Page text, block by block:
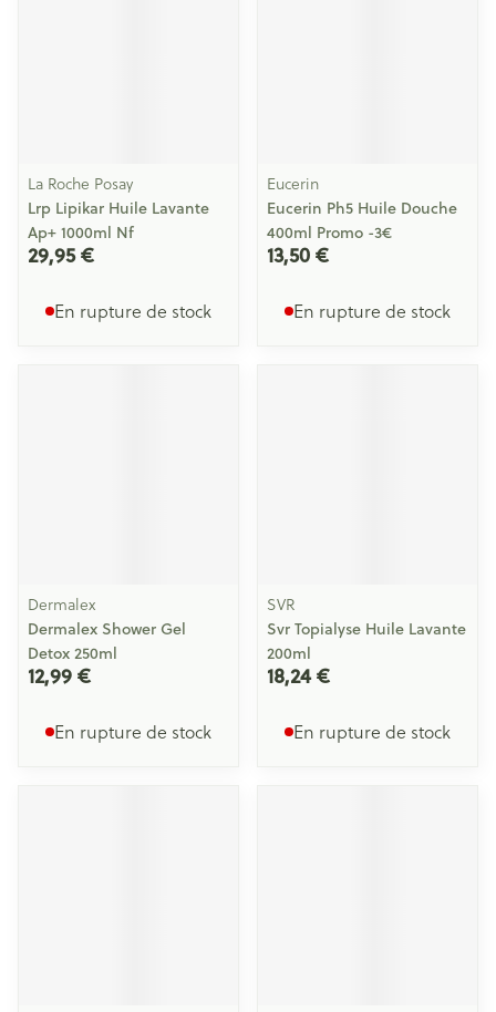
La Roche Posay
Lrp Lipikar Huile Lavante
Ap+ 1000ml Nf
29,95 €
En rupture de stock
Eucerin
Eucerin Ph5 Huile Douche
400ml Promo -3€
13,50 €
En rupture de stock
Dermalex
Dermalex Shower Gel
Detox 250ml
12,99 €
En rupture de stock
SVR
Svr Topialyse Huile Lavante
200ml
18,24 €
En rupture de stock